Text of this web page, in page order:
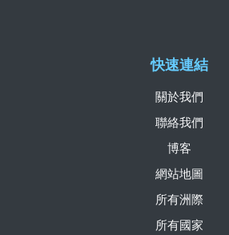
快速連結
關於我們
聯絡我們
博客
網站地圖
所有洲際
所有國家